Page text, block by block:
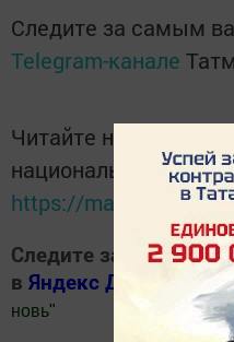
Следите за самым
Telegram-канале
Читайте новости
национальном
https://max.ru/
Следите за самым
в Яндекс Дзен и
новь"